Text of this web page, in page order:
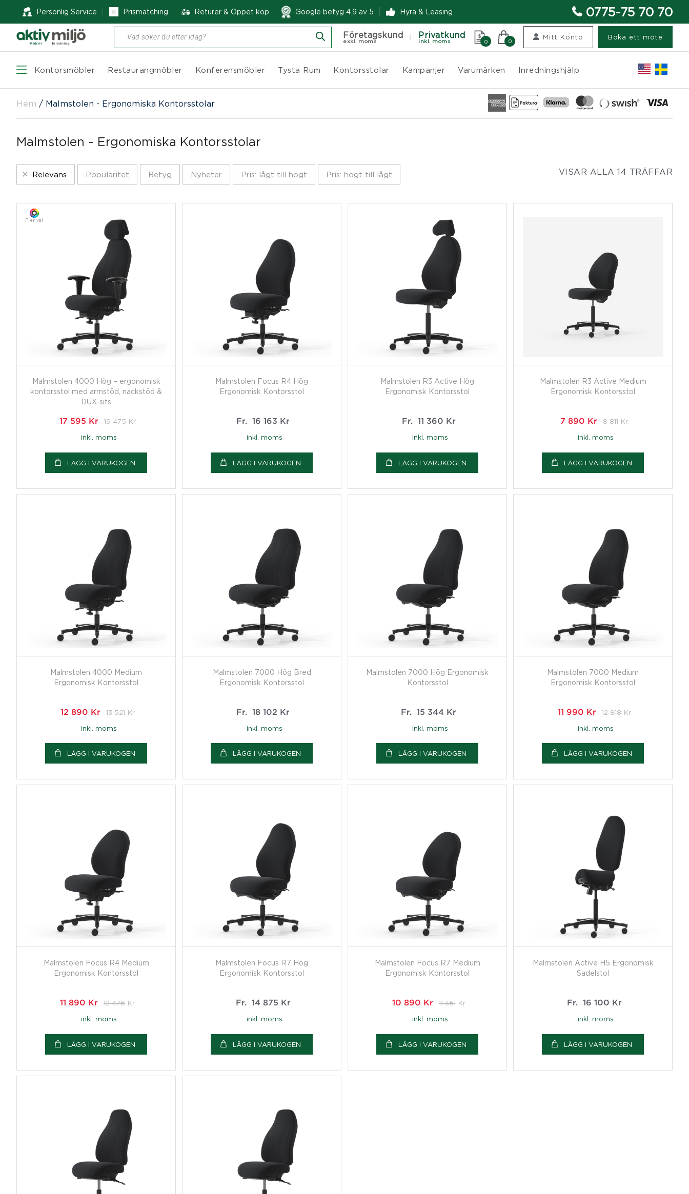
Personlig Service Prismatching Returer & Öppet köp Google betyg 4.9 av 5 Hyra & Leasing 0775-75 70 70
Produktsökning Företagskund
exkl. moms
Privatkund
inkl. moms 0 0
Mitt Konto Boka ett möte
Kontorsmöbler Restaurangmöbler Konferensmöbler Tysta Rum Kontorsstolar Kampanjer Varumärken Inredningshjälp
Hem / Malmstolen - Ergonomiska Kontorsstolar
Malmstolen - Ergonomiska Kontorsstolar
Relevans Popularitet Betyg Nyheter Pris: lågt till högt Pris: högt till lågt VISAR ALLA 14 TRÄFFAR
Fler val
Malmstolen 4000 Hög – ergonomisk
kontorsstol med armstöd, nackstöd &
DUX-sits
17 595 Kr 19 475 Kr
inkl. moms
LÄGG I VARUKOGEN
Malmstolen Focus R4 Hög
Ergonomisk Kontorsstol
Fr. 16 163 Kr
inkl. moms
LÄGG I VARUKOGEN
Malmstolen R3 Active Hög
Ergonomisk Kontorsstol
Fr. 11 360 Kr
inkl. moms
LÄGG I VARUKOGEN
Malmstolen R3 Active Medium
Ergonomisk Kontorsstol
7 890 Kr 8 811 Kr
inkl. moms
LÄGG I VARUKOGEN
Malmstolen 4000 Medium
Ergonomisk Kontorsstol
12 890 Kr 13 521 Kr
inkl. moms
LÄGG I VARUKOGEN
Malmstolen 7000 Hög Bred
Ergonomisk Kontorsstol
Fr. 18 102 Kr
inkl. moms
LÄGG I VARUKOGEN
Malmstolen 7000 Hög Ergonomisk
Kontorsstol
Fr. 15 344 Kr
inkl. moms
LÄGG I VARUKOGEN
Malmstolen 7000 Medium
Ergonomisk Kontorsstol
11 990 Kr 12 818 Kr
inkl. moms
LÄGG I VARUKOGEN
Malmstolen Focus R4 Medium
Ergonomisk Kontorsstol
11 890 Kr 12 476 Kr
inkl. moms
LÄGG I VARUKOGEN
Malmstolen Focus R7 Hög
Ergonomisk Kontorsstol
Fr. 14 875 Kr
inkl. moms
LÄGG I VARUKOGEN
Malmstolen Focus R7 Medium
Ergonomisk Kontorsstol
10 890 Kr 11 351 Kr
inkl. moms
LÄGG I VARUKOGEN
Malmstolen Active H5 Ergonomisk
Sadelstol
Fr. 16 100 Kr
inkl. moms
LÄGG I VARUKOGEN